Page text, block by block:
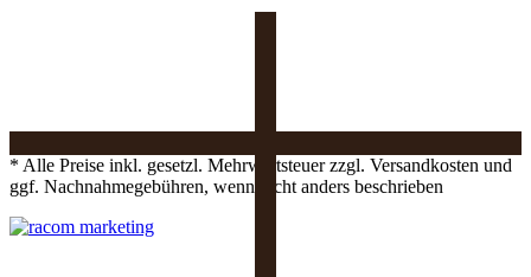
* Alle Preise inkl. gesetzl. Mehrwertsteuer zzgl. Versandkosten und
ggf. Nachnahmegebühren, wenn nicht anders beschrieben